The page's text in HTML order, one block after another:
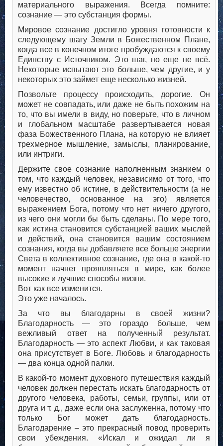
материального выражения. Всегда помните:
сознание — это субстанция формы.
Мировое сознание достигло уровня готовности к
следующему шагу Земли в Божественном Плане,
когда все в конечном итоге пробуждаются к своему
Единству с Источником. Это шаг, но еще не всё.
Некоторые испытают это больше, чем другие, и у
некоторых это займет еще несколько жизней.
Позвольте процессу происходить, дорогие. Он
может не совпадать, или даже не быть похожим на
то, что вы имели в виду, но поверьте, что в личном
и глобальном масштабе развертывается новая
фаза Божественного Плана, на которую не влияет
трехмерное мышление, замыслы, планирование,
или интриги.
Держите свое сознание наполненным знанием о
том, что каждый человек, независимо от того, что
ему известно об истине, в действительности (а не
человечество, основанное на эго) является
выражением Бога, потому что нет ничего другого,
из чего они могли бы быть сделаны. По мере того,
как истина становится субстанцией ваших мыслей
и действий, она становится вашим состоянием
сознания, когда вы добавляете все больше энергии
Света в коллективное сознание, где она в какой-то
момент начнет проявляться в мире, как более
высокие и лучшие способы жизни.
Вот как все изменится.
Это уже началось.
За что вы благодарны в своей жизни?
Благодарность — это гораздо больше, чем
вежливый ответ на полученный результат.
Благодарность — это аспект Любви, и как таковая
она присутствует в Боге. Любовь и благодарность
— два конца одной палки.
В какой-то момент духовного путешествия каждый
человек должен перестать искать благодарность от
другого человека, работы, семьи, группы, или от
друга и т. д., даже если она заслуженна, потому что
только Бог может дать благодарность.
Благодарение – это прекрасный повод проверить
свои убеждения. «Искал и ожидал ли я